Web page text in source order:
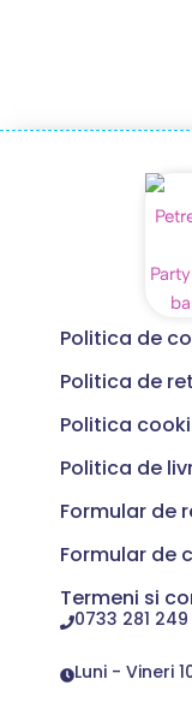
Politica de
Politica de
Politica
Politica de
Formular de
Formular de
Termeni si
0733 281 249
Luni - Vineri